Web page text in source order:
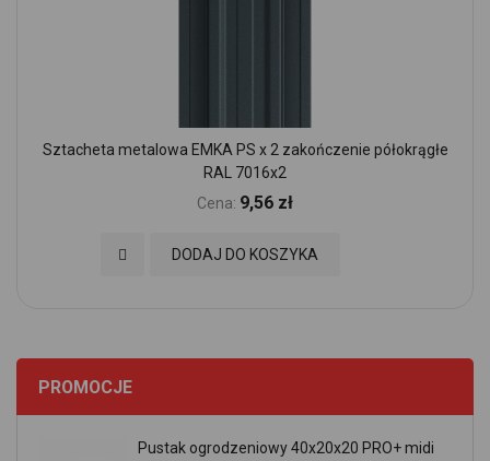
Sztacheta metalowa EMKA PS x 2 zakończenie półokrągłe
RAL 7016x2
Cena: 9,56 zł
DODAJ DO KOSZYKA
Dodaj do Ulubionych
PROMOCJE
Pustak ogrodzeniowy 40x20x20 PRO+ midi